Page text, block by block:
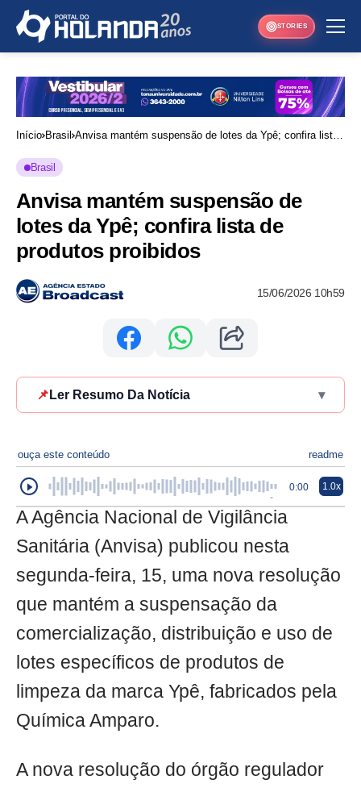
STORIES
Início Brasil Anvisa mantém suspensão de lotes da Ypê; confira lista
Brasil
Anvisa mantém suspensão de
lotes da Ypê; confira lista de
produtos proibidos
15/06/2026 10h59
📌 Ler Resumo Da Notícia ▾
ouça este conteúdo readme
0:00 1.0x
A Agência Nacional de Vigilância
Sanitária (Anvisa) publicou nesta
segunda-feira, 15, uma nova resolução
que mantém a suspensação da
comercialização, distribuição e uso de
lotes específicos de produtos de
limpeza da marca Ypê, fabricados pela
Química Amparo.
A nova resolução do órgão regulador